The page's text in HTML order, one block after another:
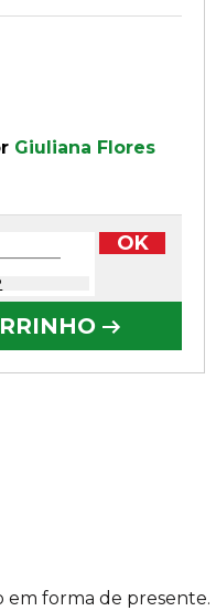
Giuliana Flores
OK
em forma de presente.